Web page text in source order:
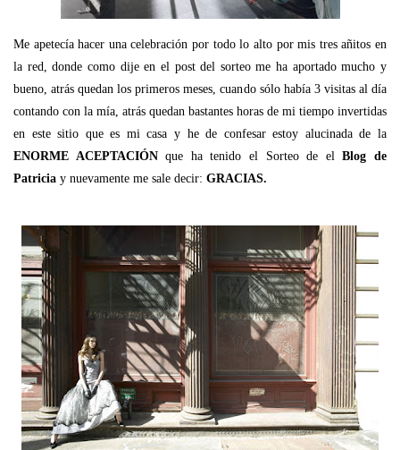
Me apetecía hacer una celebración por todo lo alto por mis tres añitos en
la red, donde como dije en el post del sorteo me ha aportado mucho y
bueno, atrás quedan los primeros meses, cuando sólo había 3 visitas al día
contando con la mía, atrás quedan bastantes horas de mi tiempo invertidas
en este sitio que es mi casa y he de confesar estoy alucinada de la
ENORME ACEPTACIÓNque ha tenido el Sorteo de elBlog de
Patricia y nuevamente me sale decir: GRACIAS.